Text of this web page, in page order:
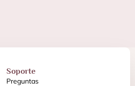
Soporte
Preguntas